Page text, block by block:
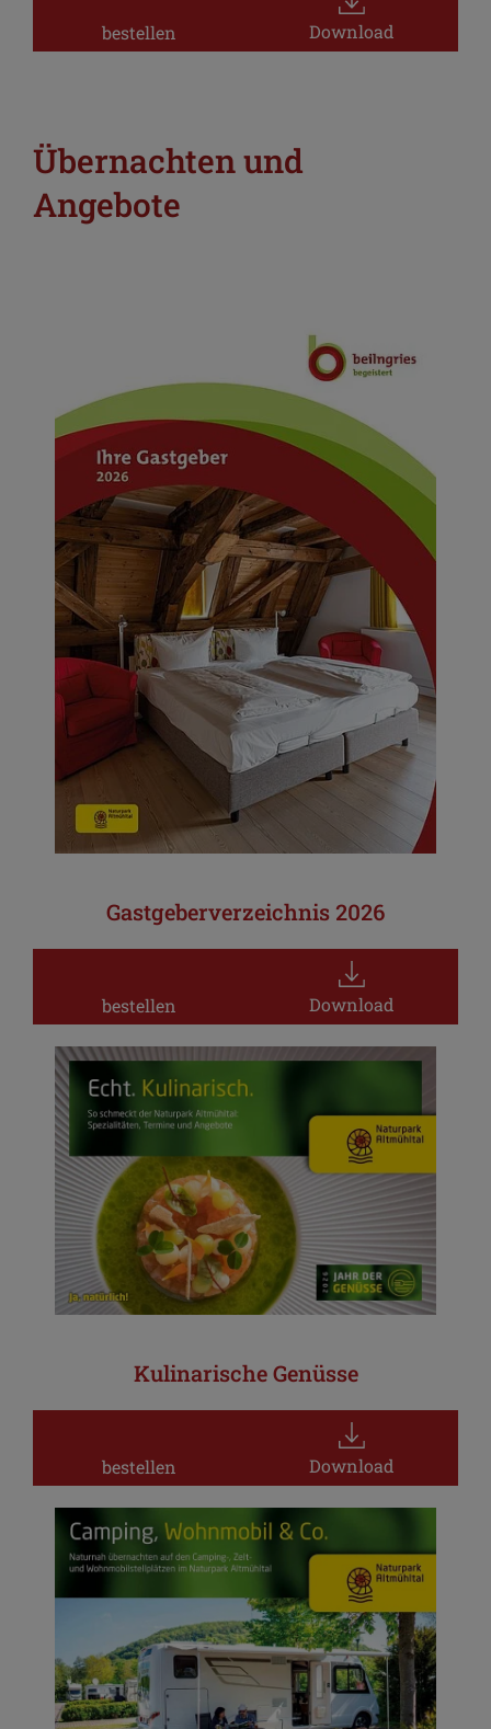
bestellen Download
Übernachten und
Angebote
Gastgeberverzeichnis 2026
bestellen Download
Kulinarische Genüsse
bestellen Download